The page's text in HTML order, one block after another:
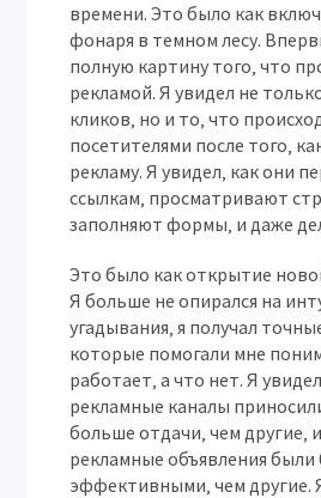
времени. Это было как
фонаря в темном лесу.
полную картину того‚ что
рекламой. Я увидел не
кликов‚ но и то‚ что
посетителями после того‚
рекламу. Я увидел‚ как они
ссылкам‚ просматривают
заполняют формы‚ и даже
Это было как открытие
Я больше не опирался на
угадывания‚ я получал
которые помогали мне
работает‚ а что нет. Я
рекламные каналы
больше отдачи‚ чем другие‚
рекламные объявления были
эффективными‚ чем другие.